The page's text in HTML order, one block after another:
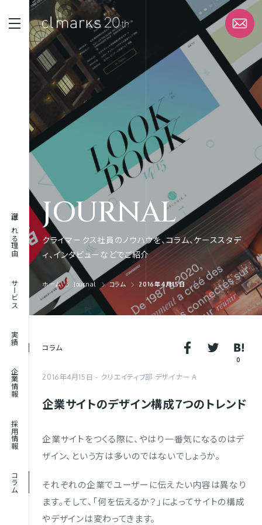
選ばれる理由
サービス
実績
企業情報
採用情報
コラム
STRENGTH
選ばれる理由
SERVICE
WORK
実績
ABOUT
企業情報
RECRUIT
採用情報
JOURNAL
クライマークス社員のノウハウを、コラム、ケーススタデ
ィ、インタビューなどでご紹介
ホーム Journal コラム 2016年4月15日
0
コラム
2016年4月15日 クリエイティブ部 デザイナー A
企業サイトのデザイン構成７つのトレンド
企業サイトをつくる際に、やはり一番気になるのはデ
ザイン、という方は多いのではないでしょうか。
それぞれの企業でユーザーに伝えたい内容は異なり
ます。そして、「何を伝えるか？」によってサイトの構成
やデザインは変わってきます。